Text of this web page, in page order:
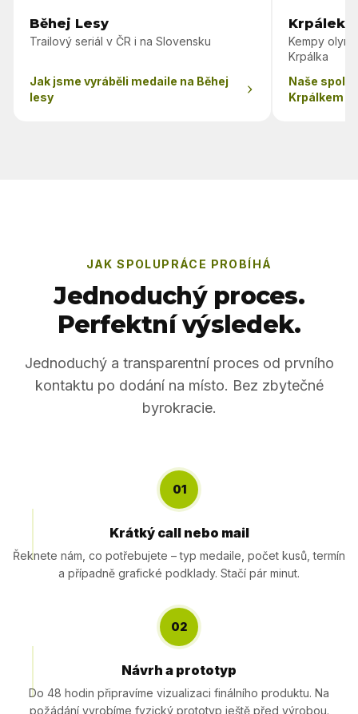
Běhej Lesy
Trailový seriál v ČR i na Slovensku
Jak jsme vyráběli medaile na Běhej
lesy
Krpálek
Kempy
Krpálka
Naše
Krpálkem
JAK SPOLUPRÁCE PROBÍHÁ
Jednoduchý proces.
Perfektní výsledek.
Jednoduchý a transparentní proces od prvního
kontaktu po dodání na místo. Bez zbytečné
byrokracie.
01
Krátký call nebo mail
Řeknete nám, co potřebujete – typ medaile, počet kusů, termín
a případně grafické podklady. Stačí pár minut.
02
Návrh a prototyp
Do 48 hodin připravíme vizualizaci finálního produktu. Na
požádání vyrobíme fyzický prototyp ještě před výrobou.